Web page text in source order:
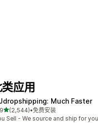
应用
Much Faster
星（满分 5 星）
(2,544)
2544 条评论
•免费安装
Sell - We source and ship for